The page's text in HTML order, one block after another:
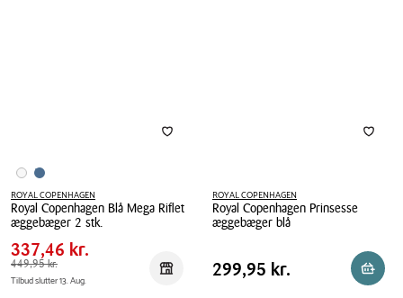
ROYAL COPENHAGEN
Royal Copenhagen Blå Mega Riflet
æggebæger 2 stk.
Royal
Copenhagen
Blå
Pris
tabel
Pris
337,46 kr.
Spar
112,49 kr.
Førpris
337,46 kr.
449,95 kr.
Tilbud slutter 13. Aug. Reservér i butik
ROYAL COPENHAGEN
Royal Copenhagen Prinsesse
æggebæger blå
Copenhagen
Pris
Pris 299,95 kr.
299,95 kr.